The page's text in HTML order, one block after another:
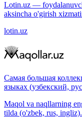
Lotin.uz —
aksincha o'girish
lotin.uz
Самая большая
языках (узбекский,
Maqol va naqllarning
tilda (o'zbek, rus, ingliz).